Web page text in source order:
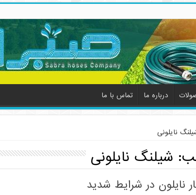
درباره ما تماس با ما
نایلونی
شیلنگ نایلونی
نایلون در شرایط شدید